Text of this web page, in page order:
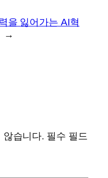
을 잃어가는 AI혁
→
않습니다. 필수 필드